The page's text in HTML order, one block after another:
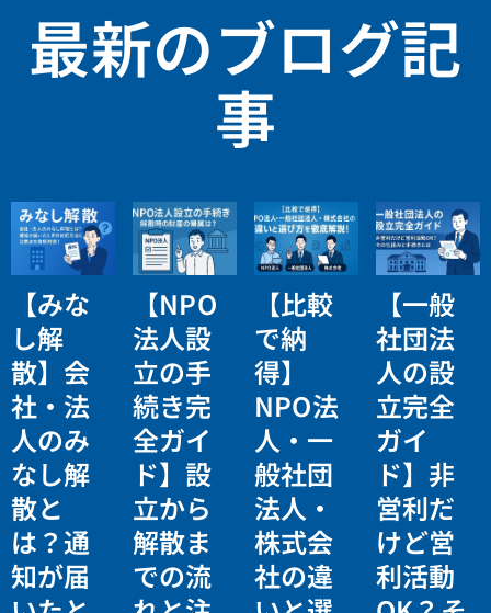
最新のブログ記
事
【みな
し解
散】会
社・法
人のみ
なし解
散と
は？通
知が届
【NPO
法人設
立の手
続き完
全ガイ
ド】設
立から
解散ま
での流
【比較
で納
得】
NPO法
人・一
般社団
法人・
株式会
社の違
【一般
社団法
人の設
立完全
ガイ
ド】非
営利だ
けど営
利活動